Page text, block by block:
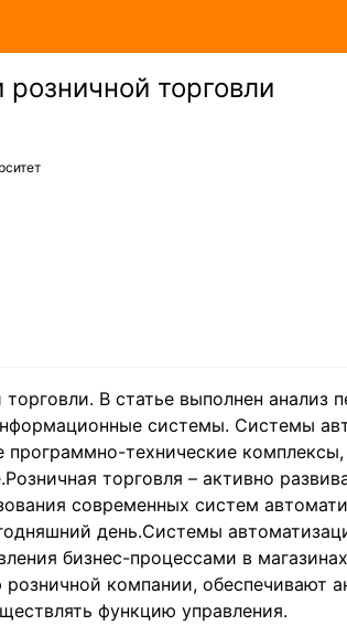
торговли
В статье выполнен анализ
системы. Системы
технические
торговля – активно
современных систем
день.Системы
бизнес-процессами в
компании, обеспечивают
функцию управления.